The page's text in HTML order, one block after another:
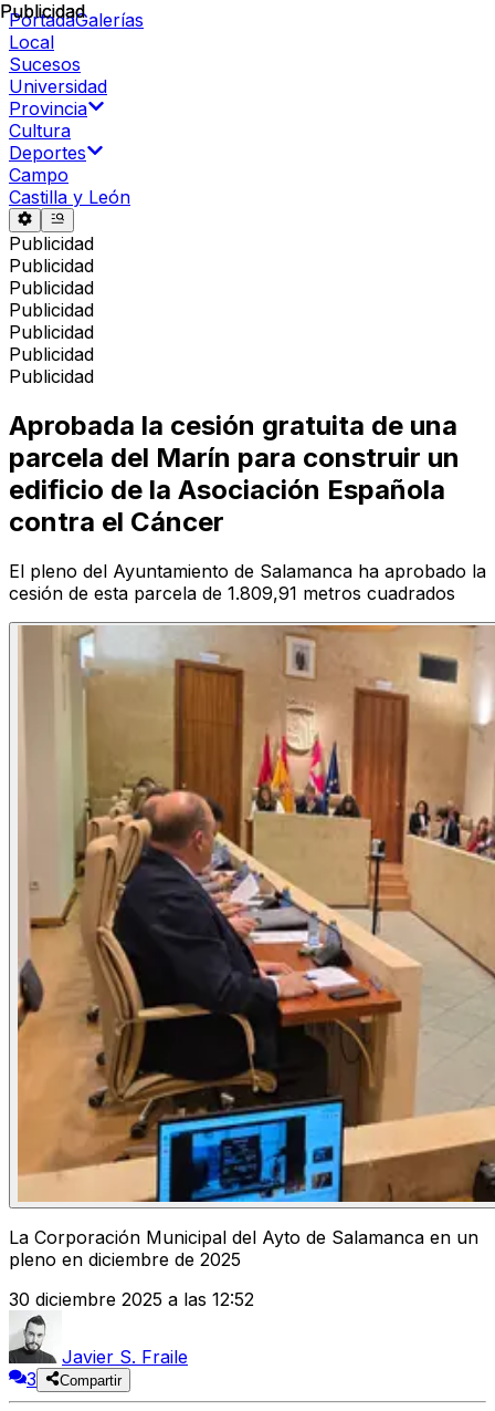
PortadaGalerías
Local
Sucesos
Universidad
Provincia
Cultura
Deportes
Campo
Castilla y León
Publicidad
Publicidad
Publicidad
Publicidad
Publicidad
Publicidad
Publicidad
Publicidad
Aprobada la cesión gratuita de una
parcela del Marín para construir un
edificio de la Asociación Española
contra el Cáncer
El pleno del Ayuntamiento de Salamanca ha aprobado la
cesión de esta parcela de 1.809,91 metros cuadrados
La Corporación Municipal del Ayto de Salamanca en un
pleno en diciembre de 2025
30 diciembre 2025 a las 12:52
Javier S. Fraile
3
Compartir
Publicidad